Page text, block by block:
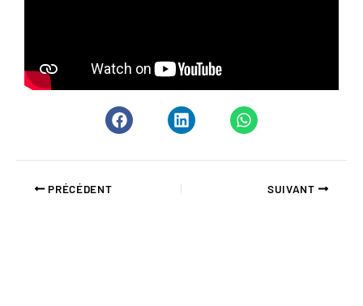
PRÉCÉDENT SUIVANT